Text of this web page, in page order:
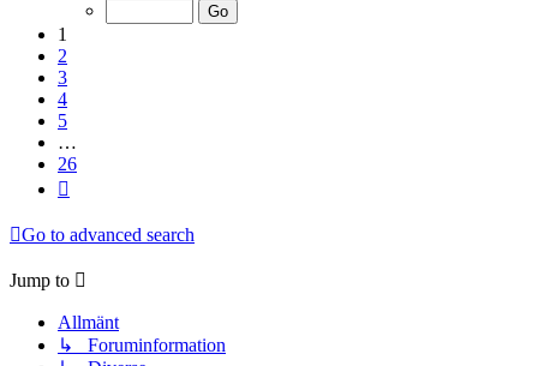
1
2
3
4
5
…
26
Go to advanced search
Jump to
Allmänt
↳ Foruminformation